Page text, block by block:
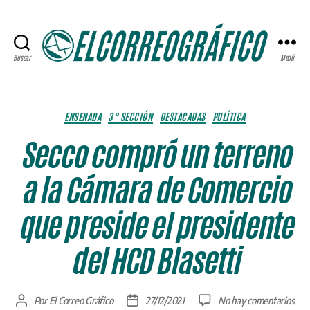
Buscar Menú
Categorías
ENSENADA 3° SECCIÓN DESTACADAS POLÍTICA
Secco compró un terreno
a la Cámara de Comercio
que preside el presidente
del HCD Blasetti
AutorPorEl Correo Gráfico
Fecha27/12/2021 No hay comentariosen